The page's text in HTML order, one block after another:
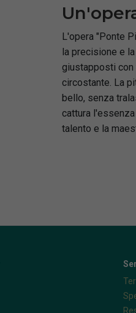
L'opera "Ponte
la precisione e
giustapposti con
circostante. La
bello, senza
cattura
talento e la